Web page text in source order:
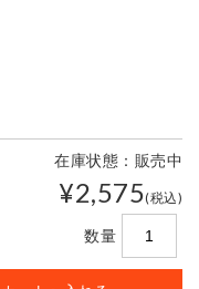
在庫状態：販売中
¥2,575(税込)
数量